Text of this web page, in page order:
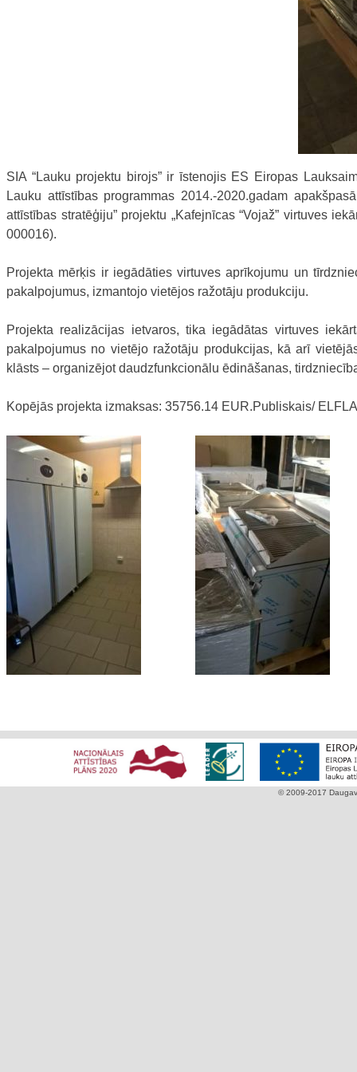
SIA “Lauku projektu birojs” ir īstenojis ES Eiropas
Lauku attīstības programmas 2014.-2020.gadam
attīstības stratēģiju” projektu „Kafejnīcas “Vojaž” virtuves
000016).
Projekta mērķis ir iegādāties virtuves aprīkojumu un
pakalpojumus, izmantojo vietējos ražotāju produkciju.
Projekta realizācijas ietvaros, tika iegādātas virtuves
pakalpojumus no vietējo ražotāju produkcijas, kā arī
klāsts – organizējot daudzfunkcionālu ēdināšanas,
Kopējās projekta izmaksas: 35756.14 EUR.Publiskais/
© 2009-2017